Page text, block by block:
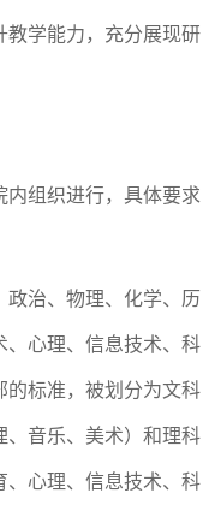
教学能力，充分展现研
内组织进行，具体要求
政治、物理、化学、历
、心理、信息技术、 科
的标准，被划分为文科
、音乐、美术）和理科
、心理、信息技术、 科